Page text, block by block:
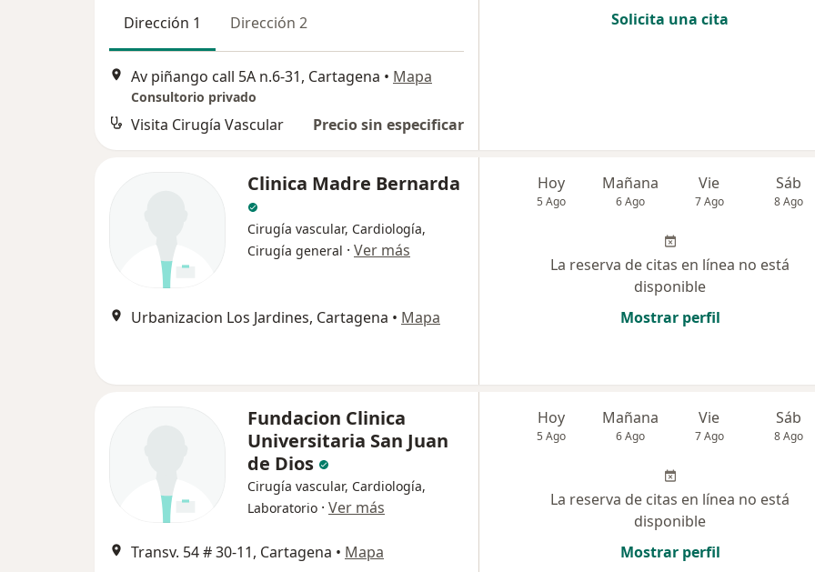
Dirección 1 Dirección 2
Av piñango call 5A n.6-31, Cartagena • Mapa
Consultorio privado
Visita Cirugía Vascular Precio sin especificar
Solicita una cita
Clinica Madre Bernarda
Cirugía vascular, Cardiología,
Cirugía general · Ver más
Urbanizacion Los Jardines, Cartagena • Mapa
Hoy
5 Ago
Mañana
6 Ago
Vie
7 Ago
Sáb
8 Ago
La reserva de citas en línea no está
disponible
Mostrar perfil
Fundacion Clinica
Universitaria San Juan
de Dios
Cirugía vascular, Cardiología,
Laboratorio · Ver más
Transv. 54 # 30-11, Cartagena • Mapa
Hoy
5 Ago
Mañana
6 Ago
Vie
7 Ago
Sáb
8 Ago
La reserva de citas en línea no está
disponible
Mostrar perfil